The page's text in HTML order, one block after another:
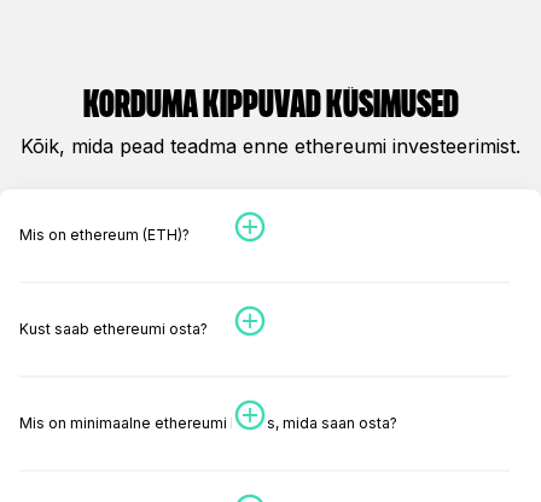
korduma kippuvad küsimused
Kõik, mida pead teadma enne ethereumi investeerimist.
Mis on ethereum (ETH)?
Kust saab ethereumi osta?
Mis on minimaalne ethereumi kogus, mida saan osta?